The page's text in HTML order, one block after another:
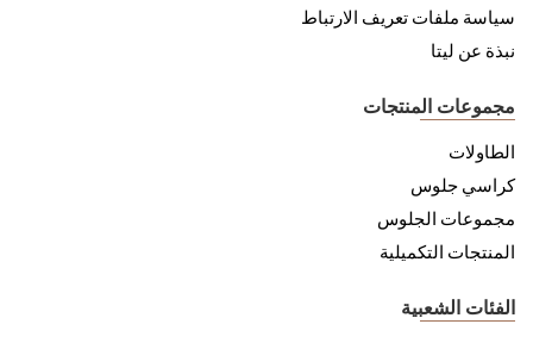
سياسة ملفات تعريف الارتباط
نبذة عن ليتا
مجموعات المنتجات
الطاولات
كراسي جلوس
مجموعات الجلوس
المنتجات التكميلية
الفئات الشعبية